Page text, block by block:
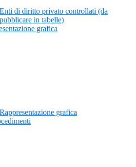
Enti di diritto privato controllati (da
pubblicare in tabelle)
grafica
Rappresentazione grafica